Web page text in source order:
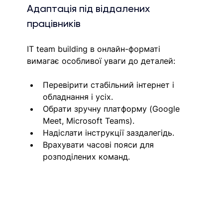
Адаптація під віддалених
працівників
IT team building в онлайн-форматі
вимагає особливої уваги до деталей:
Перевірити стабільний інтернет і
обладнання і усіх.
Обрати зручну платформу (Google
Meet, Microsoft Teams).
Надіслати інструкції заздалегідь.
Врахувати часові пояси для
розподілених команд.